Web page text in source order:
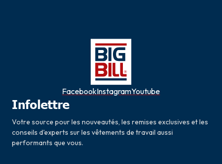
FacebookInstagramYoutube
Infolettre
Votre source pour les nouveautés, les remises exclusives et les
conseils d'experts sur les vêtements de travail aussi
performants que vous.